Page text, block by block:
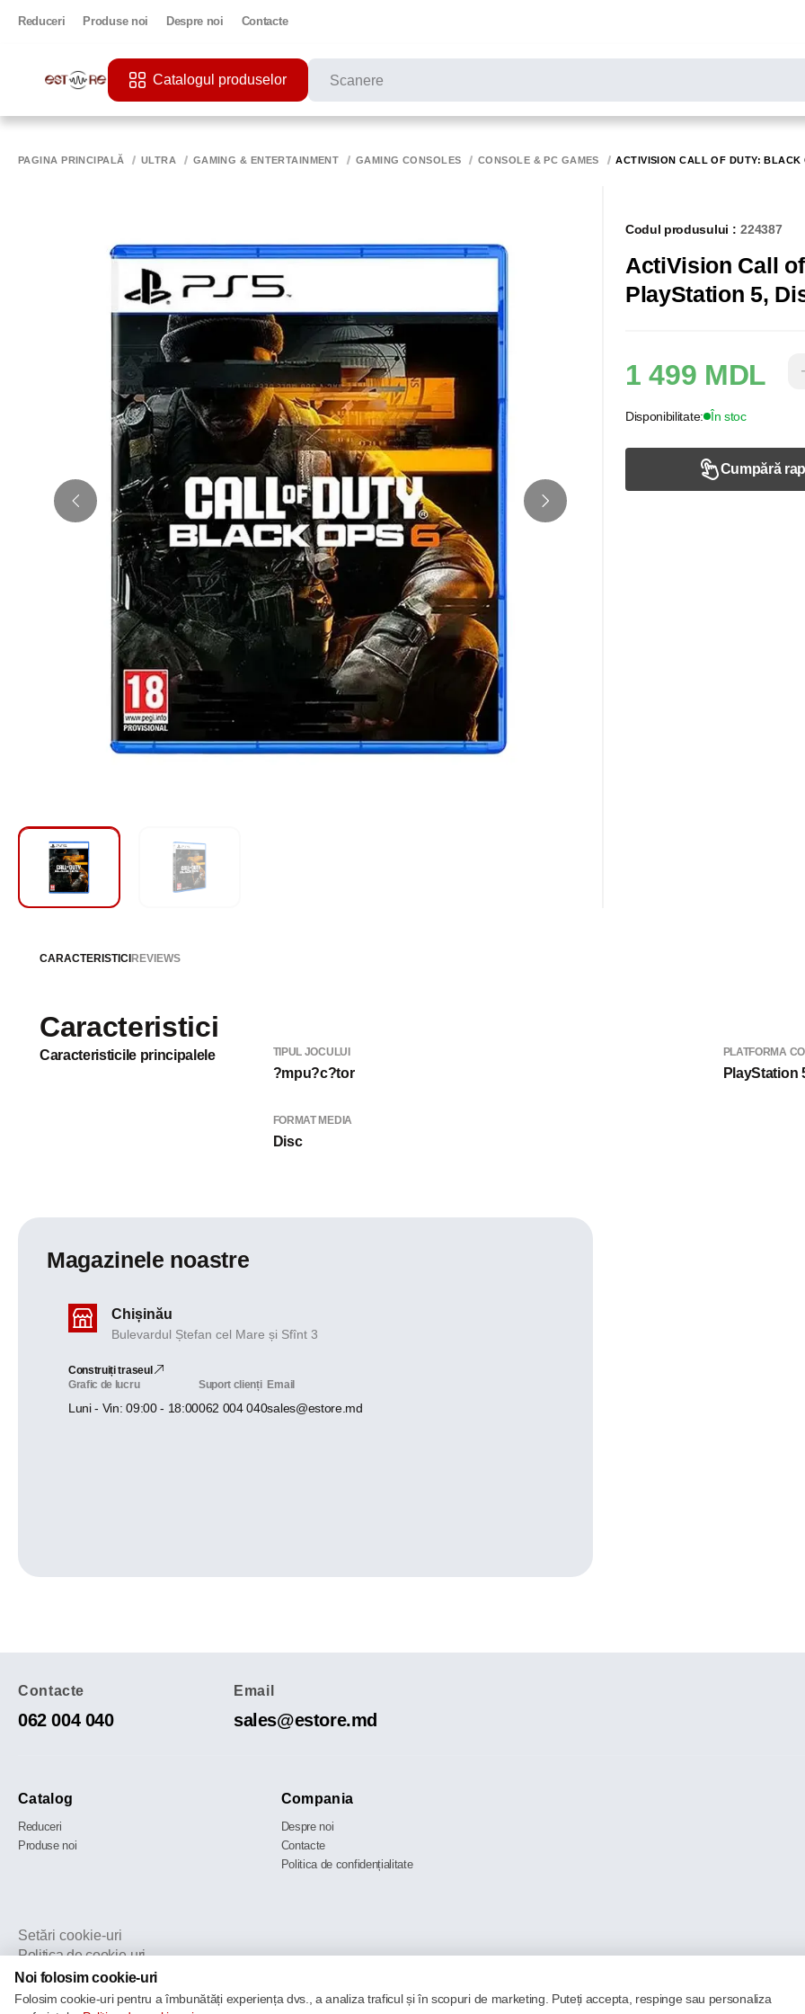
Reduceri Produse noi Despre noi Contacte
Catalogul produselor
PAGINA PRINCIPALĂ ULTRA GAMING & ENTERTAINMENT GAMING CONSOLES CONSOLE & PC GAMES ACTIVISION CALL OF DUTY: BLACK
Codul produsului : 224387
ActiVision Call
PlayStation 5,
1 499 MDL
Disponibilitate: În stoc
Cumpără
CARACTERISTICI REVIEWS
Caracteristici
Caracteristicile principalele TIPUL JOCULUI
?mpu?c?tor
PLATFORMA
PlayStation
FORMAT MEDIA
Disc
Magazinele noastre
Chișinău
Bulevardul Ștefan cel Mare și Sfînt 3
Construiți traseul
Grafic de lucru
Luni - Vin: 09:00 - 18:00
Suport clienți
062 004 040
Email
sales@estore.md
Contacte
062 004 040
Email
sales@estore.md
Catalog
Reduceri
Produse noi
Compania
Despre noi
Contacte
Politica de confidențialitate
Setări cookie-uri
Politica de cookie-uri
© 2013 – 2026 ECOM
Noi folosim cookie-uri
Folosim cookie-uri pentru a îmbunătăți experiența dvs., a analiza traficul și în scopuri de marketing. Puteți accepta, respinge sau personaliza